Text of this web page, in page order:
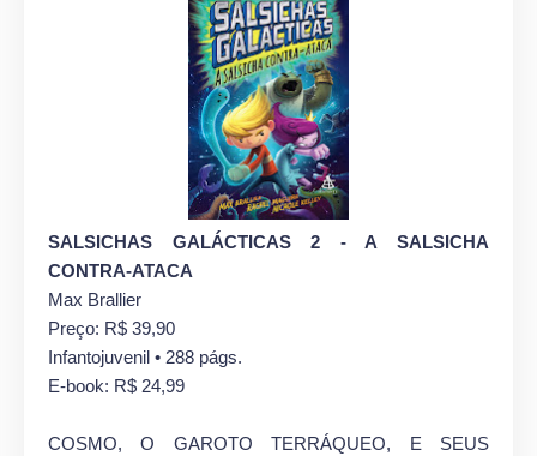
SALSICHAS GALÁCTICAS 2 - A SALSICHA
CONTRA-ATACA
Max Brallier
Preço: R$ 39,90
Infantojuvenil • 288 págs.
E-book: R$ 24,99
COSMO, O GAROTO TERRÁQUEO, E SEUS